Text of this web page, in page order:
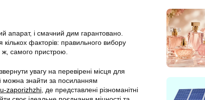
апарат, і смачний дим гарантовано.
кількох факторів: правильного вибору
ж, самого пристрою.
увагу на перевірені місця для
можна знайти за посиланням
zaporizhzhi , де представлені різноманітні